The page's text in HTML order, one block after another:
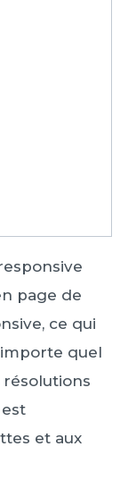
page de
ce qui
quel
et aux